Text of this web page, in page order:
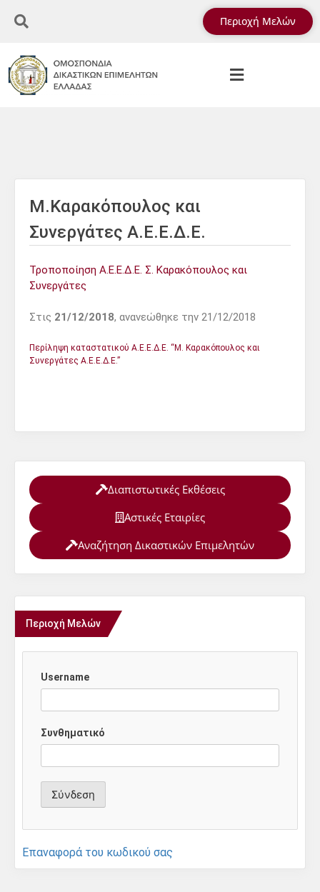
Περιοχή Μελών
Μ.Καρακόπουλος και
Συνεργάτες Α.Ε.Ε.Δ.Ε.
Τροποποίηση Α.Ε.Ε.Δ.Ε. Σ. Καρακόπουλος και
Συνεργάτες
Στις 21/12/2018, ανανεώθηκε την 21/12/2018
Περίληψη καταστατικού Α.Ε.Ε.Δ.Ε. “Μ. Καρακόπουλος και
Συνεργάτες Α.Ε.Ε.Δ.Ε.”
Διαπιστωτικές Εκθέσεις
Αστικές Εταιρίες
Αναζήτηση Δικαστικών Επιμελητών
Περιοχή Μελών
Username
Συνθηματικό
Επαναφορά του κωδικού σας